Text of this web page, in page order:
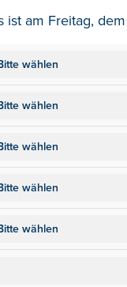
ist am Freitag,